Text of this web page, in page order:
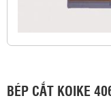
BÉP CẮT KOIKE